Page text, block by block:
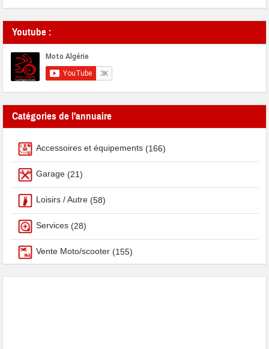
Youtube :
Catégories de l'annuaire
Accessoires et équipements (166)
Garage (21)
Loisirs / Autre (58)
Services (28)
Vente Moto/scooter (155)